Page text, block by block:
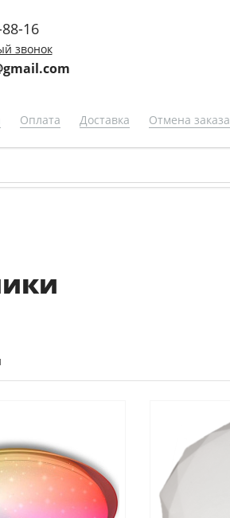
16
звонок
Оплата Доставка Отмена заказа